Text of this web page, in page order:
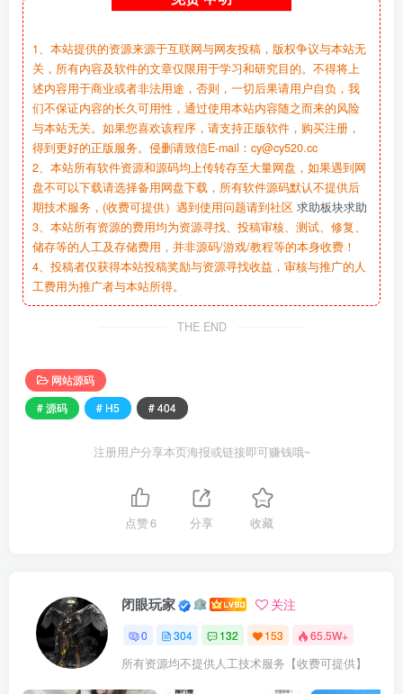
1、本站提供的资源来源于互联网与网友投稿，版权争议与本站无
关，所有内容及软件的文章仅限用于学习和研究目的。不得将上
述内容用于商业或者非法用途，否则，一切后果请用户自负，我
们不保证内容的长久可用性，通过使用本站内容随之而来的风险
与本站无关。如果您喜欢该程序，请支持正版软件，购买注册，
得到更好的正版服务。侵删请致信E-mail：cy@cy520.cc
2、本站所有软件资源和源码均上传转存至大量网盘，如果遇到网
盘不可以下载请选择备用网盘下载，所有软件源码默认不提供后
期技术服务，(收费可提供）遇到使用问题请到社区 求助板块求助
3、本站所有资源的费用均为资源寻找、投稿审核、测试、修复、
储存等的人工及存储费用，并非源码/游戏/教程等的本身收费！
4、投稿者仅获得本站投稿奖励与资源寻找收益，审核与推广的人
工费用为推广者与本站所得。
THE END
网站源码
# 源码
# H5 # 404
注册用户分享本页海报或链接即可赚钱哦~
点赞6 分享 收藏
闭眼玩家 关注
0 304 132 153 65.5W+
所有资源均不提供人工技术服务【收费可提供】